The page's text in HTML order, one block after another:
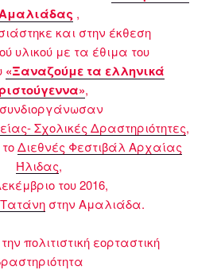
,
και στην έκθεση
υλικού με τα έθιμα του
«Ξαναζούμε τα ελληνικά
,
Σχολικές Δραστηριότητες,
Διεθνές Φεστιβάλ Αρχαίας
Ήλιδας,
του 2016,
στην Αμαλιάδα.
πολιτιστική εορταστική